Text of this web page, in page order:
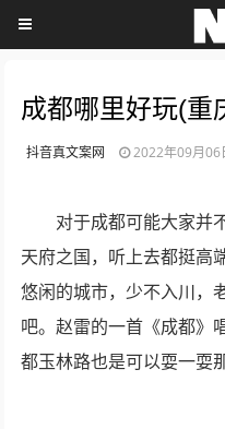
成都哪里好玩(重
抖音真文案网 2022年09月06
对于成都可能大家并
天府之国，听上去都挺高
悠闲的城市，少不入川，
吧。赵雷的一首《成都》
都玉林路也是可以耍一耍